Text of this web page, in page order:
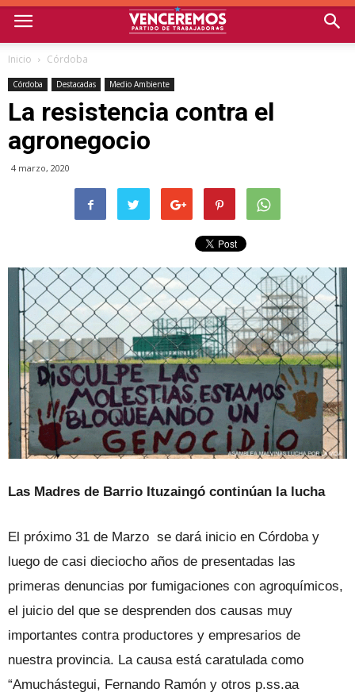
Inicio Córdoba
Córdoba Destacadas Medio Ambiente
La resistencia contra el
agronegocio
4 marzo, 2020
Las Madres de Barrio Ituzaingó continúan la lucha
El próximo 31 de Marzo se dará inicio en Córdoba y
luego de casi dieciocho años de presentadas las
primeras denuncias por fumigaciones con agroquímicos,
el juicio del que se desprenden dos causas muy
importantes contra productores y empresarios de
nuestra provincia. La causa está caratulada como
“Amuchástegui, Fernando Ramón y otros p.ss.aa